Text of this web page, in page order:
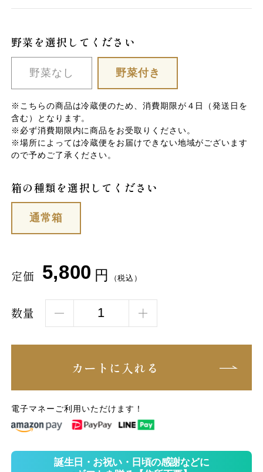
野菜を選択してください
野菜なし 野菜付き
※こちらの商品は冷蔵便のため、消費期限が４日（発送日を
含む）となります。
※必ず消費期限内に商品をお受取りください。
※場所によっては冷蔵便をお届けできない地域がございます
ので予めご了承ください。
箱の種類を選択してください
通常箱
定価 5,800 円 （税込）
数量
カートに入れる
電子マネーご利用いただけます！